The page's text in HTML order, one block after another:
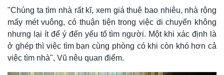
"Chúng ta tìm nhà rất kĩ, xem giá thuê bao nhiêu, nhà rộng
mấy mét vuông, có thuận tiện trong việc di chuyển không
nhưng lại ít để ý đến yếu tố tìm người. Một khi xác định là
ở ghép thì việc tìm bạn cùng phòng có khi còn khó hơn cả
việc tìm nhà", Vũ nêu quan điểm.